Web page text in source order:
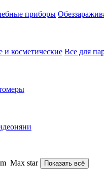
приборы
и косметические Все для
Max star Показать всё